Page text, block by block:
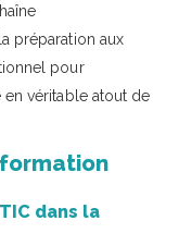
préparation aux
pour
véritable atout de
dans la